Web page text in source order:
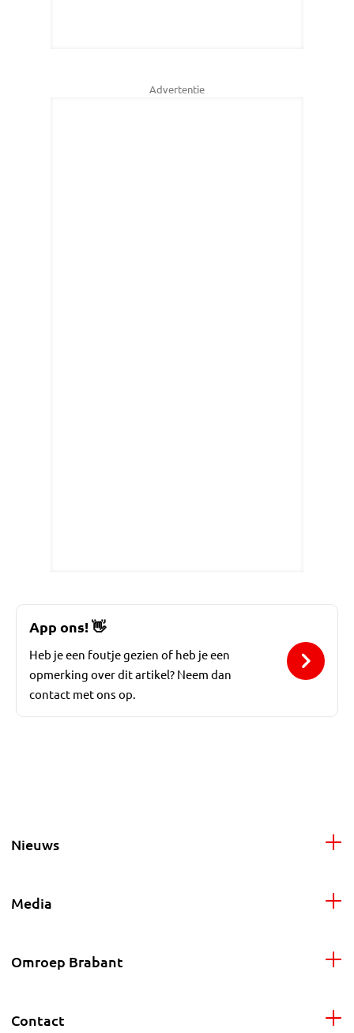
Advertentie
App ons!👋
Heb je een foutje gezien of heb je een
opmerking over dit artikel? Neem dan
contact met ons op.
Nieuws
Media
Omroep Brabant
Contact